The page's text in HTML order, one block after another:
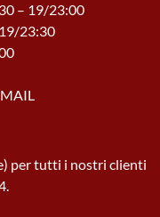
– 19/23:00
23:30
per tutti i nostri clienti